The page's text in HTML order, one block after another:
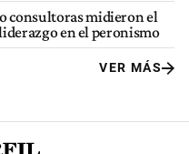
consultoras midieron el
en el peronismo
VER MÁS